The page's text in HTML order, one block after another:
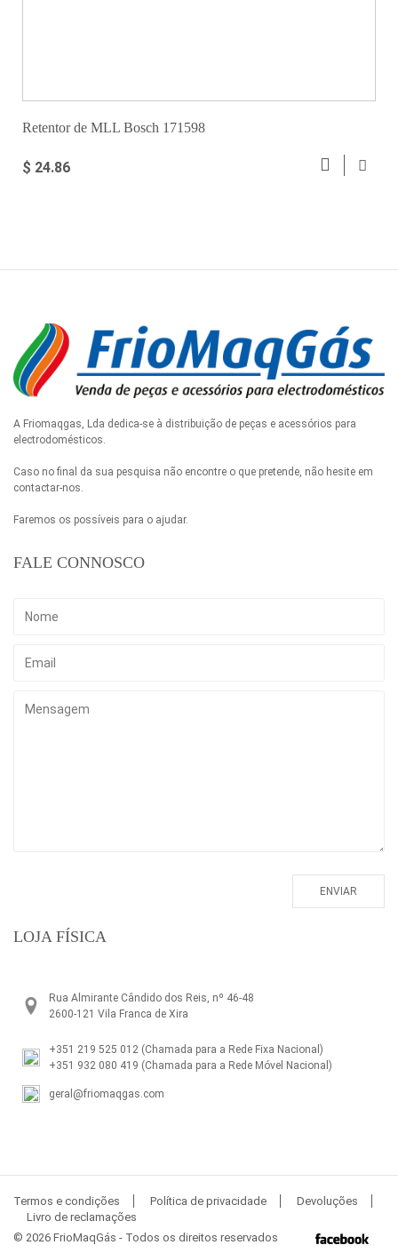
Retentor de MLL Bosch 171598
$ 24.86
A Friomaqgas, Lda dedica-se à distribuição de peças e acessórios para
electrodomésticos.
Caso no final da sua pesquisa não encontre o que pretende, não hesite em
contactar-nos.
Faremos os possíveis para o ajudar.
FALE CONNOSCO
LOJA FÍSICA
Rua Almirante Cândido dos Reis, nº 46-48
2600-121 Vila Franca de Xira
+351 219 525 012 (Chamada para a Rede Fixa Nacional)
+351 932 080 419 (Chamada para a Rede Móvel Nacional)
geral@friomaqgas.com
Termos e condições Política de privacidade
Devoluções
Livro de reclamações
© 2026 FrioMaqGás - Todos os direitos reservados